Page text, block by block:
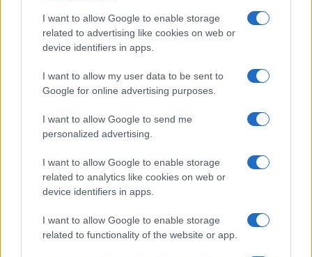
I want to allow Google to enable storage
related to advertising like cookies on web or
device identifiers in apps.
I want to allow my user data to be sent to
Google for online advertising purposes.
I want to allow Google to send me
personalized advertising.
I want to allow Google to enable storage
related to analytics like cookies on web or
device identifiers in apps.
I want to allow Google to enable storage
related to functionality of the website or app.
Calangianus, allarme sul centro accoglienza
minori, Albieri: “Episodi gravissimi”
Gallura, finti clienti svuotano le suite: furto da
Meteo Olbia 7 agosto, sole e caldo tornano
protagonisti